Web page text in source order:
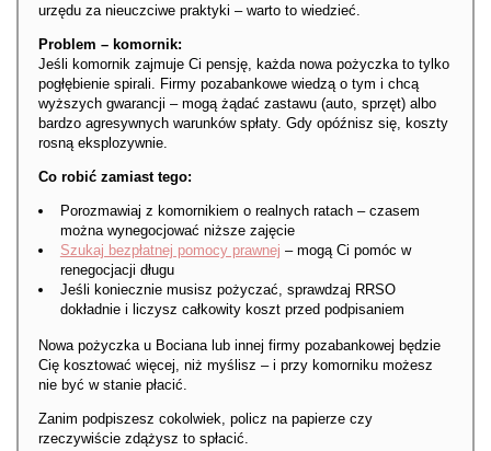
urzędu za nieuczciwe praktyki – warto to wiedzieć.
Problem – komornik:
Jeśli komornik zajmuje Ci pensję, każda nowa pożyczka to tylko
pogłębienie spirali. Firmy pozabankowe wiedzą o tym i chcą
wyższych gwarancji – mogą żądać zastawu (auto, sprzęt) albo
bardzo agresywnych warunków spłaty. Gdy opóźnisz się, koszty
rosną eksplozywnie.
Co robić zamiast tego:
Porozmawiaj z komornikiem o realnych ratach – czasem
można wynegocjować niższe zajęcie
Szukaj bezpłatnej pomocy prawnej – mogą Ci pomóc w
renegocjacji długu
Jeśli koniecznie musisz pożyczać, sprawdzaj RRSO
dokładnie i liczysz całkowity koszt przed podpisaniem
Nowa pożyczka u Bociana lub innej firmy pozabankowej będzie
Cię kosztować więcej, niż myślisz – i przy komorniku możesz
nie być w stanie płacić.
Zanim podpiszesz cokolwiek, policz na papierze czy
rzeczywiście zdążysz to spłacić.